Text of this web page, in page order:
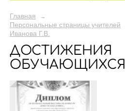
Главная →
Персональные страницы учителей
Иванова Г.В.
ДОСТИЖЕНИЯ
ОБУЧАЮЩИХСЯ